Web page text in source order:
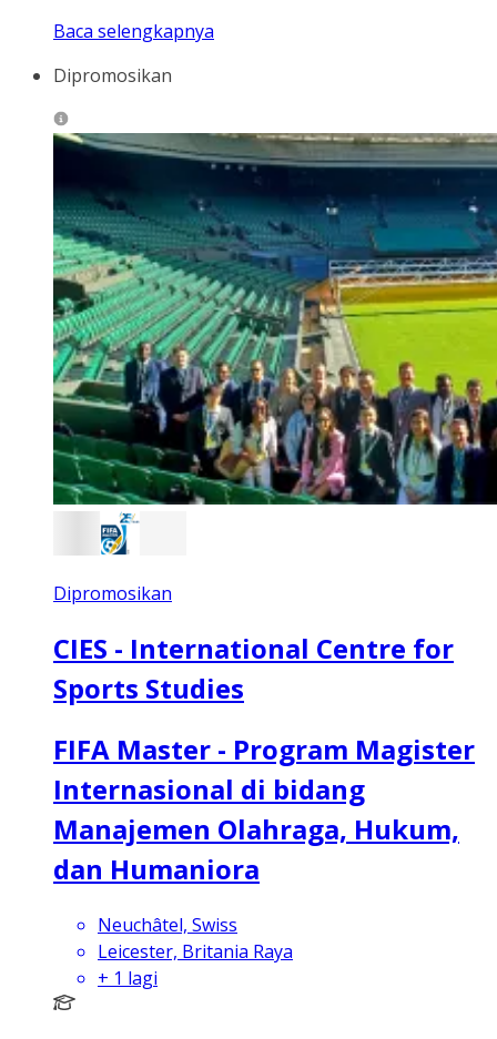
Baca selengkapnya
Dipromosikan
Dipromosikan
CIES - International Centre for
Sports Studies
FIFA Master - Program Magister
Internasional di bidang
Manajemen Olahraga, Hukum,
dan Humaniora
Neuchâtel, Swiss
Leicester, Britania Raya
+ 1 lagi